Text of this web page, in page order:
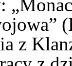
z